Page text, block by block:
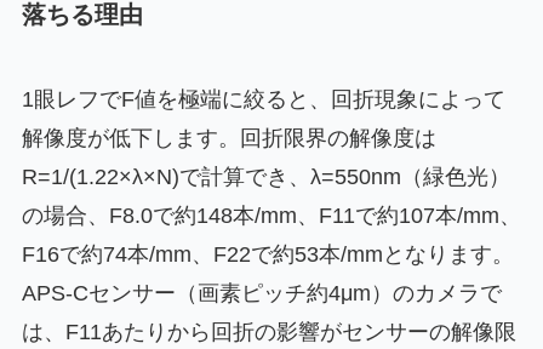
落ちる理由
1眼レフでF値を極端に絞ると、回折現象によって
解像度が低下します。回折限界の解像度は
R=1/(1.22×λ×N)で計算でき、λ=550nm（緑色光）
の場合、F8.0で約148本/mm、F11で約107本/mm、
F16で約74本/mm、F22で約53本/mmとなります。
APS-Cセンサー（画素ピッチ約4μm）のカメラで
は、F11あたりから回折の影響がセンサーの解像限